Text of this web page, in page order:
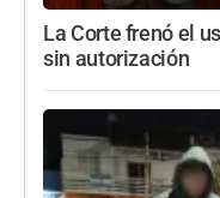
La Corte frenó el
sin autorización